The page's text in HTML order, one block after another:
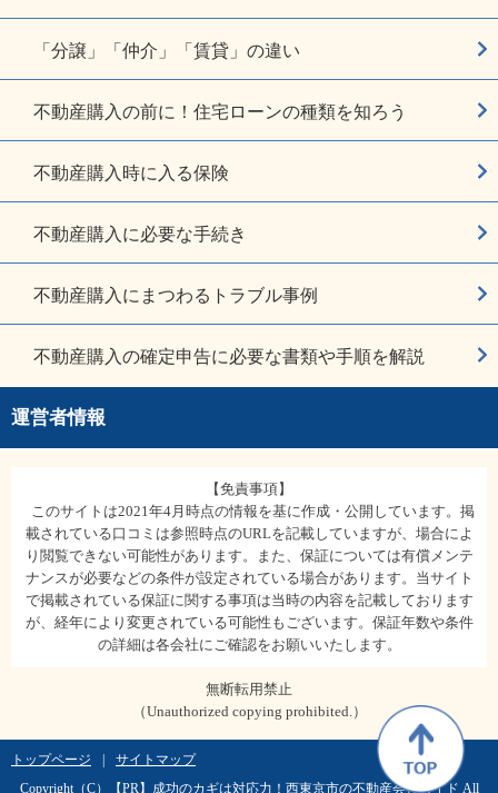
「分譲」「仲介」「賃貸」の違い
不動産購入の前に！住宅ローンの種類を知ろう
不動産購入時に入る保険
不動産購入に必要な手続き
不動産購入にまつわるトラブル事例
不動産購入の確定申告に必要な書類や手順を解説
運営者情報
【免責事項】
このサイトは2021年4月時点の情報を基に作成・公開しています。掲
載されている口コミは参照時点のURLを記載していますが、場合によ
り閲覧できない可能性があります。また、保証については有償メンテ
ナンスが必要などの条件が設定されている場合があります。当サイト
で掲載されている保証に関する事項は当時の内容を記載しております
が、経年により変更されている可能性もございます。保証年数や条件
の詳細は各会社にご確認をお願いいたします。
無断転用禁止
（Unauthorized copying prohibited.）
トップページ
サイトマップ
Copyright（C）
成功のカギは対応力！西東京市の不動産会社ガイド All